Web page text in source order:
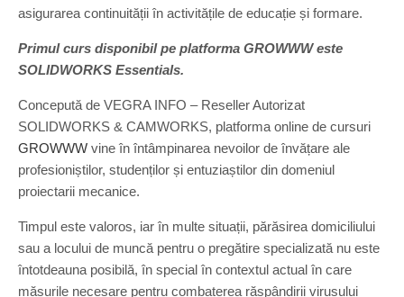
asigurarea continuității în activitățile de educație și formare.
Primul curs disponibil pe platforma GROWWW este
SOLIDWORKS Essentials.
Concepută de VEGRA INFO – Reseller Autorizat
SOLIDWORKS & CAMWORKS, platforma online de cursuri
GROWWW vine în întâmpinarea nevoilor de învățare ale
profesioniștilor, studenților și entuziaștilor din domeniul
proiectarii mecanice.
Timpul este valoros, iar în multe situații, părăsirea domiciliului
sau a locului de muncă pentru o pregătire specializată nu este
întotdeauna posibilă, în special în contextul actual în care
măsurile necesare pentru combaterea răspândirii virusului